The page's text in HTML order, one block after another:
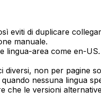
eviti di duplicare
manuale.
lingua-area come en-US.
diversi, non per pagine
nessuna lingua
che le versioni